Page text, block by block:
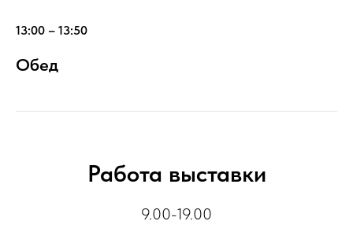
13:00 – 13:50
Обед
Работа выставки
9.00-19.00